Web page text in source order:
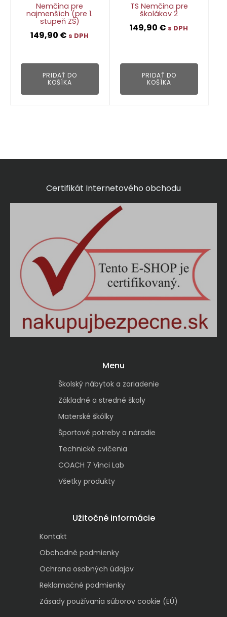
Nemčina pre
najmenších (pre 1.
stupeň ZŠ)
149,90 € s DPH
PRIDAŤ DO
KOŠÍKA
TS Nemčina pre
školákov 2
149,90 € s DPH
PRIDAŤ DO
KOŠÍKA
Certifikát Internetového obchodu
Menu
Školský nábytok a zariadenie
Základné a stredné školy
Materské škôlky
Športové potreby a náradie
Technické cvičenia
COACH 7 Vinci Lab
Všetky produkty
Užitočné informácie
Kontakt
Obchodné podmienky
Ochrana osobných údajov
Reklamačné podmienky
Zásady používania súborov cookie (EÚ)